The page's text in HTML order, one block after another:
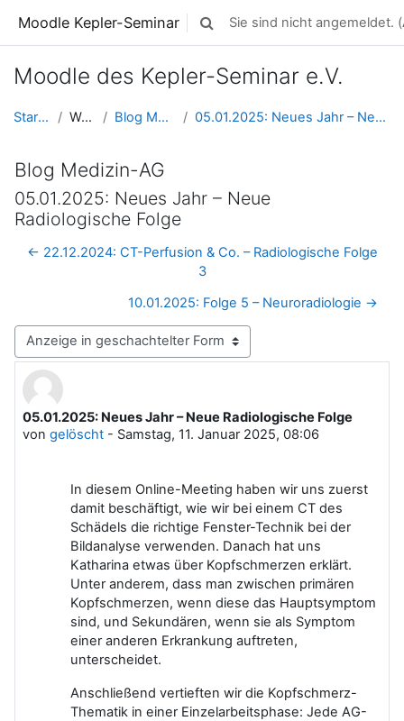
Moodle Kepler-Seminar Sucheingabe umschalten
Sie sind nicht angemeldet. (
Moodle des Kepler-Seminar e.V.
Startseite Website Blog Medizin-AG 05.01.2025: Neues Jahr – Neue Radiologische Folge
Blog Medizin-AG
05.01.2025: Neues Jahr – Neue
Radiologische Folge
← 22.12.2024: CT-Perfusion & Co. – Radiologische Folge
3
10.01.2025: Folge 5 – Neuroradiologie →
Anzeigemodus
05.01.2025: Neues Jahr – Neue Radiologische Folge
von gelöscht - Samstag, 11. Januar 2025, 08:06
Anzahl Antworten: 0
In diesem Online-Meeting haben wir uns zuerst
damit beschäftigt, wie wir bei einem CT des
Schädels die richtige Fenster-Technik bei der
Bildanalyse verwenden. Danach hat uns
Katharina etwas über Kopfschmerzen erklärt.
Unter anderem, dass man zwischen primären
Kopfschmerzen, wenn diese das Hauptsymptom
sind, und Sekundären, wenn sie als Symptom
einer anderen Erkrankung auftreten,
unterscheidet.
Anschließend vertieften wir die Kopfschmerz-
Thematik in einer Einzelarbeitsphase: Jede AG-